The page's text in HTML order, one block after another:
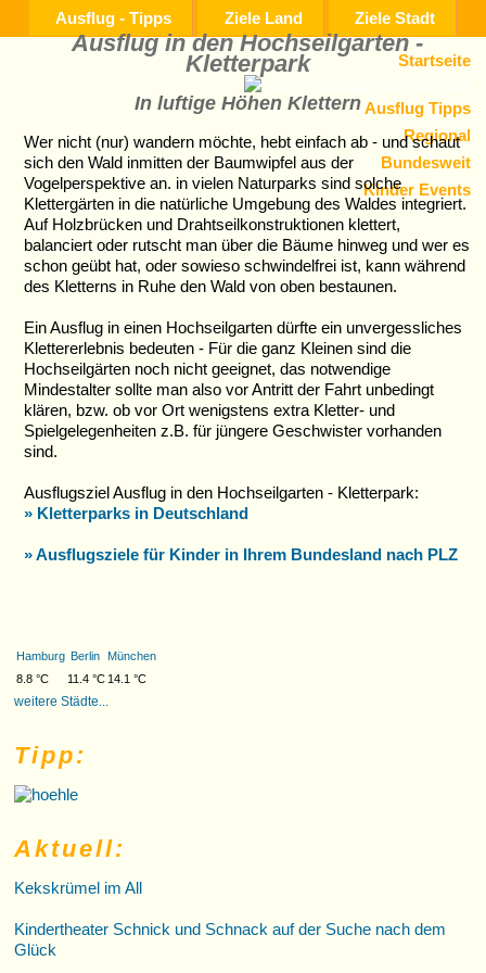
Ausflug - Tipps Ziele Land Ziele Stadt
Startseite
Ausflug Tipps
Regional
Bundesweit
Kinder Events
Ausflug in den Hochseilgarten -
Kletterpark
In luftige Höhen Klettern
Wer nicht (nur) wandern möchte, hebt einfach ab - und schaut
sich den Wald inmitten der Baumwipfel aus der
Vogelperspektive an. in vielen Naturparks sind solche
Klettergärten in die natürliche Umgebung des Waldes integriert.
Auf Holzbrücken und Drahtseilkonstruktionen klettert,
balanciert oder rutscht man über die Bäume hinweg und wer es
schon geübt hat, oder sowieso schwindelfrei ist, kann während
des Kletterns in Ruhe den Wald von oben bestaunen.
Ein Ausflug in einen Hochseilgarten dürfte ein unvergessliches
Klettererlebnis bedeuten - Für die ganz Kleinen sind die
Hochseilgärten noch nicht geeignet, das notwendige
Mindestalter sollte man also vor Antritt der Fahrt unbedingt
klären, bzw. ob vor Ort wenigstens extra Kletter- und
Spielgelegenheiten z.B. für jüngere Geschwister vorhanden
sind.
Ausflugsziel Ausflug in den Hochseilgarten - Kletterpark:
» Kletterparks in Deutschland
» Ausflugsziele für Kinder in Ihrem Bundesland nach PLZ
Hamburg Berlin
München
8.8 °C
11.4 °C 14.1 °C
weitere Städte...
Tipp:
Aktuell:
Kekskrümel im All
Kindertheater Schnick und Schnack auf der Suche nach dem
Glück